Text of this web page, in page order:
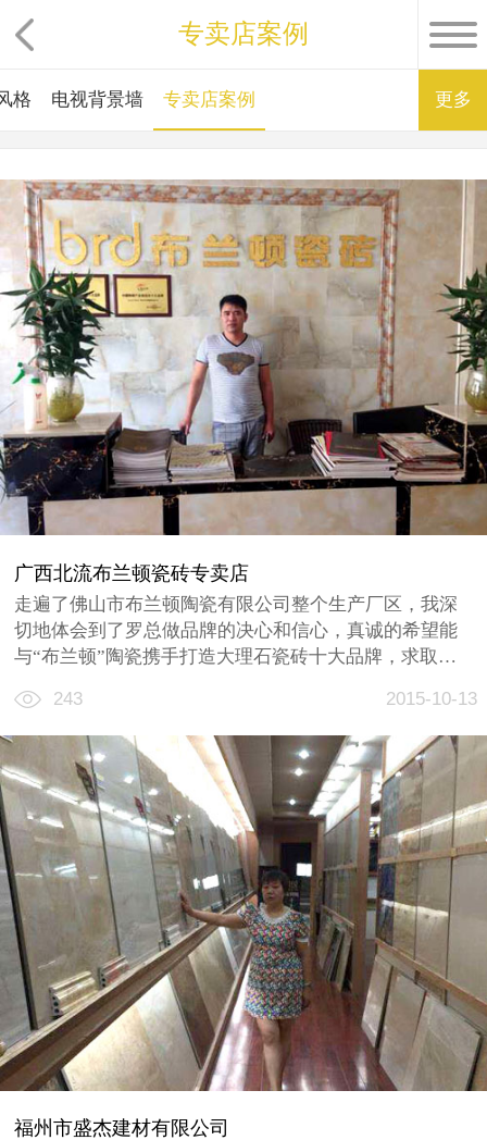
专卖店案例
格 电视背景墙 专卖店案例 更多
广西北流布兰顿瓷砖专卖店
走遍了佛山市布兰顿陶瓷有限公司整个生产厂区，我深
切地体会到了罗总做品牌的决心和信心，真诚的希望能
与“布兰顿”陶瓷携手打造大理石瓷砖十大品牌，求取共
243 2015-10-13
福州市盛杰建材有限公司